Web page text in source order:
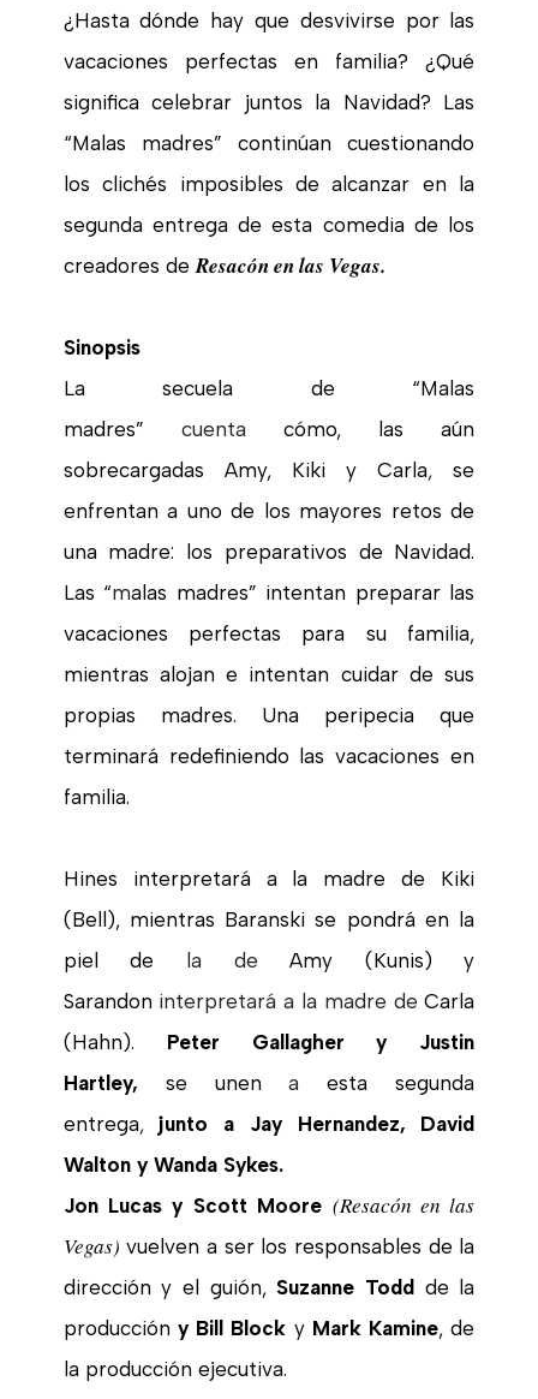
¿Hasta dónde hay que desvivirse por las
vacaciones perfectas en familia? ¿Qué
significa celebrar juntos la Navidad? Las
“Malas madres” continúan cuestionando
los clichés imposibles de alcanzar en la
segunda entrega de esta comedia de los
creadores de Resacón en las Vegas.
Sinopsis
La secuela de “Malas
madres” cuenta cómo, las aún
sobrecargadas Amy, Kiki y Carla, se
enfrentan a uno de los mayores retos de
una madre: los preparativos de Navidad.
Las “malas madres” intentan preparar las
vacaciones perfectas para su familia,
mientras alojan e intentan cuidar de sus
propias madres. Una peripecia que
terminará redefiniendo las vacaciones en
familia.
Hines interpretará a la madre de Kiki
(Bell), mientras Baranski se pondrá en la
piel de la de Amy (Kunis) y
Sarandoninterpretará a la madre deCarla
(Hahn). Peter Gallagher y Justin
Hartley, se unenaesta segunda
entrega,junto a Jay Hernandez, David
Walton y Wanda Sykes.
Jon Lucas y Scott Moore (Resacón en las
Vegas) vuelven a ser los responsables de la
dirección y el guión, Suzanne Todd de la
producción y Bill Block yMark Kamine, de
la producción ejecutiva.